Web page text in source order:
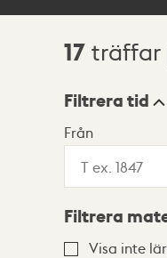
17 träffar
Visningsläge
Lista
Filtrera tid
Från
Filtrera
Visa inte